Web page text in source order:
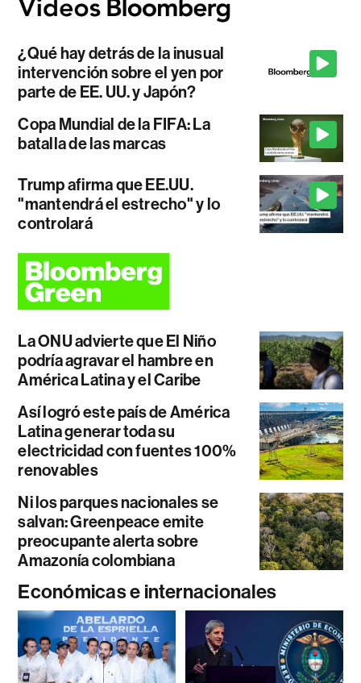
¿Qué hay detrás de la inusual
intervención sobre el yen por
parte de EE. UU. y Japón?
Copa Mundial de la FIFA: La
batalla de las marcas
Trump afirma que EE.UU.
"mantendrá el estrecho" y lo
controlará
La ONU advierte que El Niño
podría agravar el hambre en
América Latina y el Caribe
Así logró este país de América
Latina generar toda su
electricidad con fuentes 100%
renovables
Ni los parques nacionales se
salvan: Greenpeace emite
preocupante alerta sobre
Amazonía colombiana
Económicas e internacionales